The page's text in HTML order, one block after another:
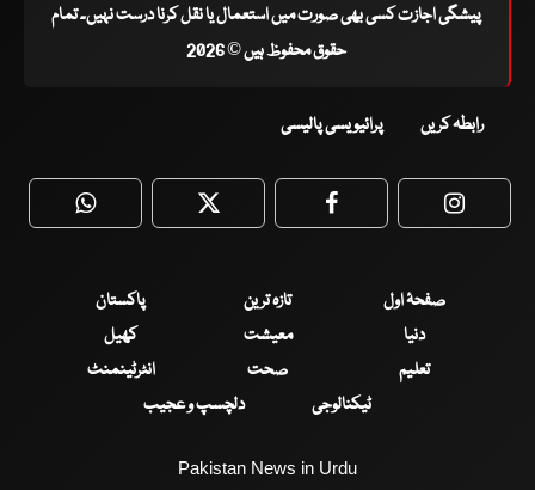
پیشگی اجازت کسی بھی صورت میں استعمال یا نقل کرنا درست نہیں۔ تمام
حقوق محفوظ ہیں © 2026
رابطہ کریں پرائیویسی پالیسی
WhatsApp Twitter Facebook
صفحۂ اول تازہ ترین
پاکستان
دنیا
معیشت
کھیل
تعلیم
صحت
انٹرٹینمنٹ
ٹیکنالوجی
دلچسپ و عجیب
Pakistan News in Urdu